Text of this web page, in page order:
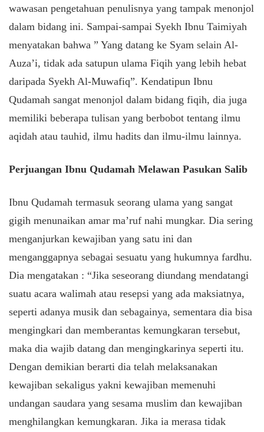
wawasan pengetahuan penulisnya yang tampak menonjol
dalam bidang ini. Sampai-sampai Syekh Ibnu Taimiyah
menyatakan bahwa ” Yang datang ke Syam selain Al-
Auza’i, tidak ada satupun ulama Fiqih yang lebih hebat
daripada Syekh Al-Muwafiq”. Kendatipun Ibnu
Qudamah sangat menonjol dalam bidang fiqih, dia juga
memiliki beberapa tulisan yang berbobot tentang ilmu
aqidah atau tauhid, ilmu hadits dan ilmu-ilmu lainnya.
Perjuangan Ibnu Qudamah Melawan Pasukan Salib
Ibnu Qudamah termasuk seorang ulama yang sangat
gigih menunaikan amar ma’ruf nahi mungkar. Dia sering
menganjurkan kewajiban yang satu ini dan
menganggapnya sebagai sesuatu yang hukumnya fardhu.
Dia mengatakan : “Jika seseorang diundang mendatangi
suatu acara walimah atau resepsi yang ada maksiatnya,
seperti adanya musik dan sebagainya, sementara dia bisa
mengingkari dan memberantas kemungkaran tersebut,
maka dia wajib datang dan mengingkarinya seperti itu.
Dengan demikian berarti dia telah melaksanakan
kewajiban sekaligus yakni kewajiban memenuhi
undangan saudara yang sesama muslim dan kewajiban
menghilangkan kemungkaran. Jika ia merasa tidak